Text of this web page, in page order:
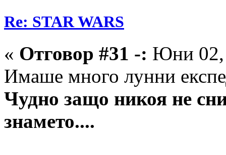
Re: STAR WARS
« Отговор #31 -: Юни 02,
Имаше много лунни
Чудно защо никоя не
знамето....